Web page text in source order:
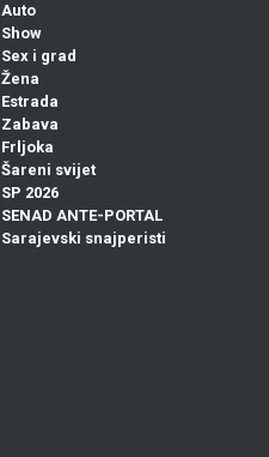
Auto
Show
Sex i grad
Žena
Estrada
Zabava
Frljoka
Šareni svijet
SP 2026
SENAD ANTE-PORTAL
Sarajevski snajperisti